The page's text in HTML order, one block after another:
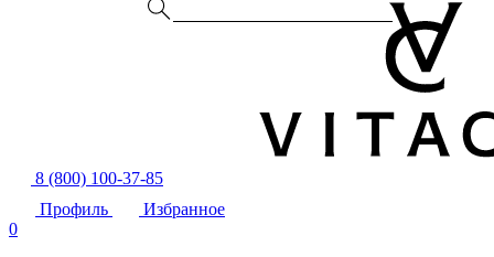
8 (800) 100-37-85
Профиль
Избранное
0